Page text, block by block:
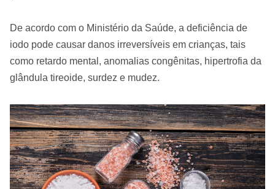
De acordo com o Ministério da Saúde, a deficiência de
iodo pode causar danos irreversíveis em crianças, tais
como retardo mental, anomalias congênitas, hipertrofia da
glândula tireoide, surdez e mudez.